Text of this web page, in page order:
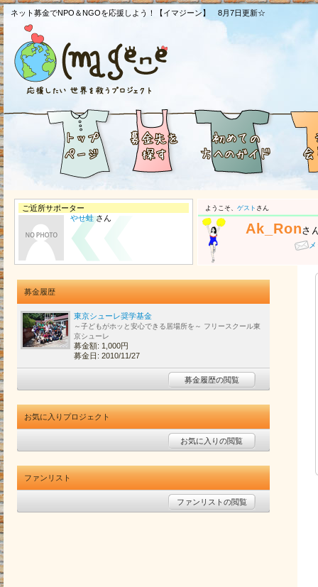
ネット募金でNPO＆NGOを応援しよう！【イマジーン】 8月7日更新☆
ご近所サポーター
やせ蛙さん
ようこそ、 ゲスト さん
Ak_Ronさ
募金履歴
東京シューレ奨学基金
～子どもがホッと安心できる居場所を～ フリースクール東
京シューレ
募金額: 1,000円
募金日: 2010/11/27
募金履歴の閲覧
お気に入りプロジェクト
お気に入りの閲覧
ファンリスト
ファンリストの閲覧